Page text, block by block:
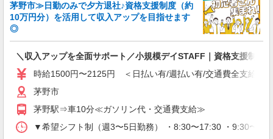
派遣社員
株式会社kotrio /●MT-H-2068903
茅野市の小さいデイサービス★残業なし♪日勤
時給1500円〜2125円 ＜日払い有/週払い有/交
通費全支給(ガソリン代含む)＞
キープ 詳細を見る
茅野市≫日勤のみで夕方退社♪資格支援制度（約
10万円分）を活用して収入アップを目指せます
◎
＼収入アップを全面サポート／小規模デイSTAFF｜資格支援制度
時給1500円〜2125円 ＜日払い有/週払い有/交通費全支給(ガ
茅野市
茅野駅⇒車10分≪ガソリン代・交通費支給≫
▼希望シフト制（週3〜5日勤務） ・8:30〜17:30 ・9:30〜